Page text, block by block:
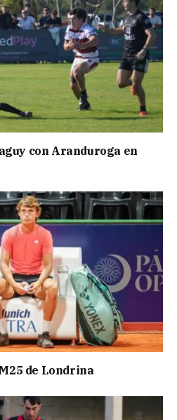
con Aranduroga en
de Londrina